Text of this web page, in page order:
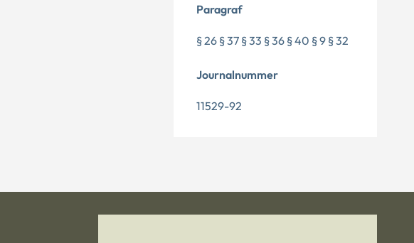
Paragraf
§ 26 § 37 § 33 § 36 § 40 § 9 § 32
Journalnummer
11529-92